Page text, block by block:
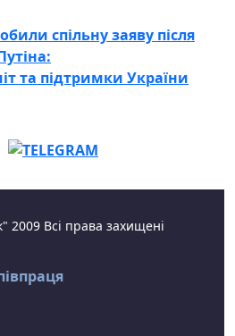
спільну заяву після
та підтримки України
2009 Всі права захищені